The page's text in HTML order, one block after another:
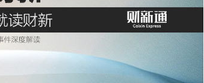
去年同期持平。相比之下，中式调味酱，酱腌
与消费者减盐减钠的健康消费潮流相关。